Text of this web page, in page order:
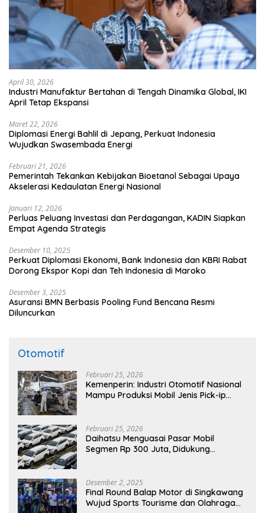
April 30, 2026
Industri Manufaktur Bertahan di Tengah Dinamika Global, IKI
April Tetap Ekspansi
Maret 22, 2026
Diplomasi Energi Bahlil di Jepang, Perkuat Indonesia
Wujudkan Swasembada Energi
Februari 21, 2026
Pemerintah Tekankan Kebijakan Bioetanol Sebagai Upaya
Akselerasi Kedaulatan Energi Nasional
Januari 12, 2026
Perluas Peluang Investasi dan Perdagangan, KADIN Siapkan
Empat Agenda Strategis
Desember 10, 2025
Perkuat Diplomasi Ekonomi, Bank Indonesia dan KBRI Rabat
Dorong Ekspor Kopi dan Teh Indonesia di Maroko
Desember 3, 2025
Asuransi BMN Berbasis Pooling Fund Bencana Resmi
Diluncurkan
Otomotif
Februari 25, 2026
Kemenperin: Industri Otomotif Nasional
Mampu Produksi Mobil Jenis Pick-ip
Februari 25, 2026
Daihatsu Menguasai Pasar Mobil
Segmen Rp 300 Juta, Didukung
Desember 2, 2025
Final Round Balap Motor di Singkawang
Wujud Sports Tourisme dan Olahraga